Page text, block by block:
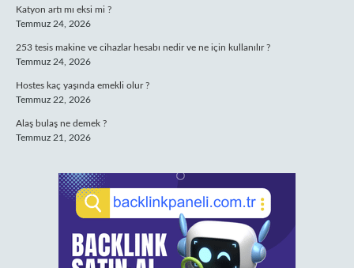
Katyon artı mı eksi mi ?
Temmuz 24, 2026
253 tesis makine ve cihazlar hesabı nedir ve ne için kullanılır ?
Temmuz 24, 2026
Hostes kaç yaşında emekli olur ?
Temmuz 22, 2026
Alaş bulaş ne demek ?
Temmuz 21, 2026